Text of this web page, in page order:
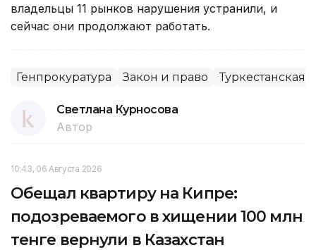
владельцы 11 рынков нарушения устранили, и
сейчас они продолжают работать.
Генпрокуратура Закон и право Туркестанская
Светлана Курносова
Автор
10:43, 06 Августа 2026
Обещал квартиру на Кипре:
подозреваемого в хищении 100 млн
тенге вернули в Казахстан